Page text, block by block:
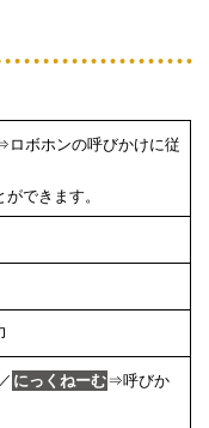
ロボホンの呼びかけに従
できます。
／ にっくねーむ⇒呼びか